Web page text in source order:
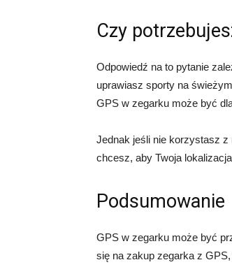
Czy
Odpowiedź na to pytanie
uprawiasz sporty na
GPS w zegarku może być
Jednak jeśli nie korzystasz
chcesz, aby Twoja
Podsumowanie
GPS w zegarku może być
się na zakup zegarka z